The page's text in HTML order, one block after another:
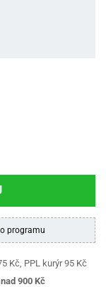
programu
Kč, PPL kurýr 95 Kč
900 Kč